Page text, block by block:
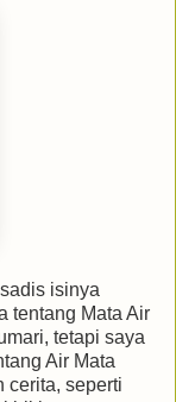
isinya
tentang Mata Air
tetapi saya
Air Mata
cerita, seperti